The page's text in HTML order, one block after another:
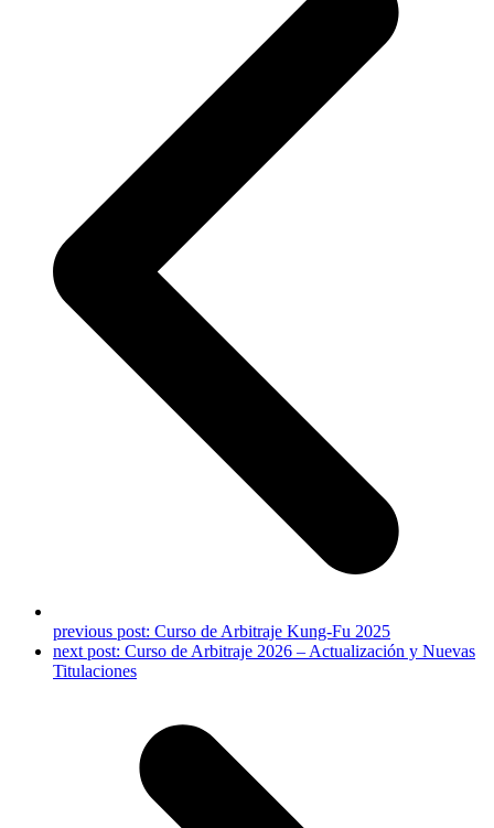
previous post: Curso de Arbitraje Kung-Fu 2025
next post: Curso de Arbitraje 2026 – Actualización y Nuevas
Titulaciones